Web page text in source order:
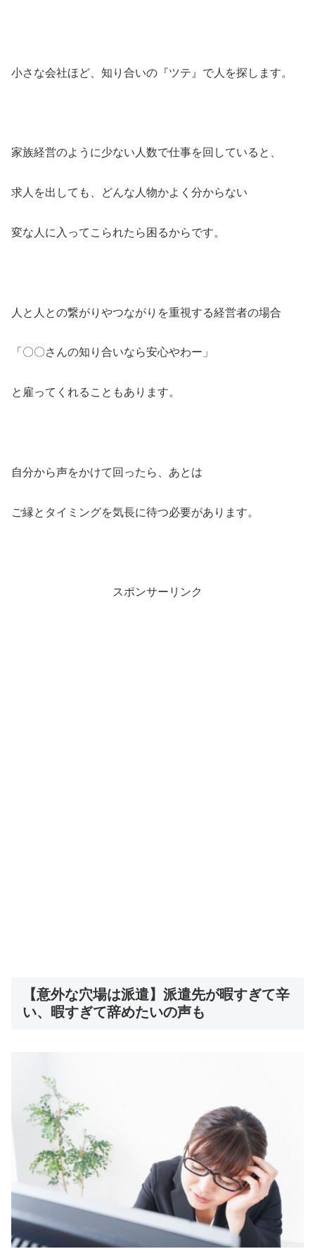
小さな会社ほど、知り合いの『ツテ』で人を探します。
家族経営のように少ない人数で仕事を回していると、
求人を出しても、どんな人物かよく分からない
変な人に入ってこられたら困るからです。
人と人との繋がりやつながりを重視する経営者の場合
「〇〇さんの知り合いなら安心やわー」
と雇ってくれることもあります。
自分から声をかけて回ったら、あとは
ご縁とタイミングを気長に待つ必要があります。
スポンサーリンク
【意外な穴場は派遣】派遣先が暇すぎて辛
い、暇すぎて辞めたいの声も